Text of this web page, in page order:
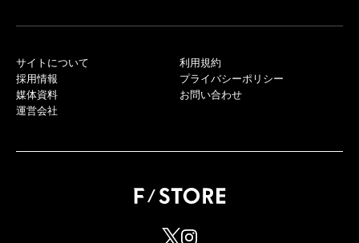
サイトについて
採用情報
媒体資料
運営会社
利用規約
プライバシーポリシー
お問い合わせ